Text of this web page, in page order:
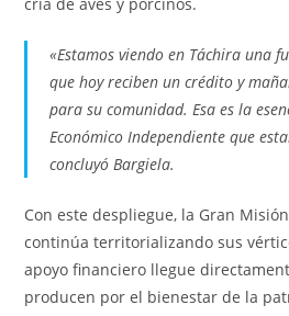
«Estamos viendo en Táchira una
que hoy reciben un crédito y
para su comunidad. Esa es la
Económico Independiente que
concluyó Bargiela.
Con este despliegue, la Gran
continúa territorializando sus
apoyo financiero llegue
producen por el bienestar de la